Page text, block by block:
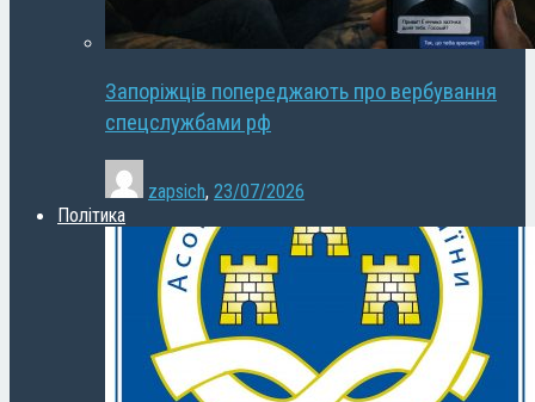
Запоріжців попереджають про вербування
спецслужбами рф
zapsich, 23/07/2026
Політика